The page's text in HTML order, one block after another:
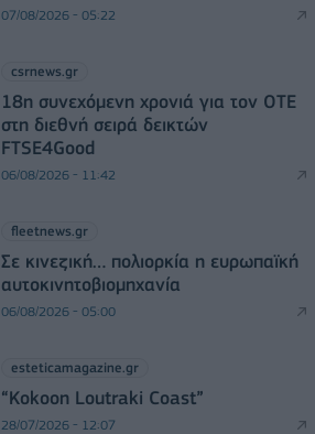
07/08/2026 - 05:22
csrnews.gr
18η συνεχόμενη χρονιά για τον ΟΤΕ
στη διεθνή σειρά δεικτών
FTSE4Good
06/08/2026 - 11:42
fleetnews.gr
Σε κινεζική… πολιορκία η ευρωπαϊκή
αυτοκινητοβιομηχανία
06/08/2026 - 05:00
esteticamagazine.gr
“Kokoon Loutraki Coast”
28/07/2026 - 12:07